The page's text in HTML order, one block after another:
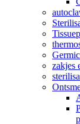
zakjes